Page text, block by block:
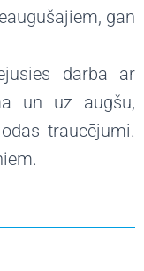
gan
darbā ar
un uz augšu,
traucējumi.